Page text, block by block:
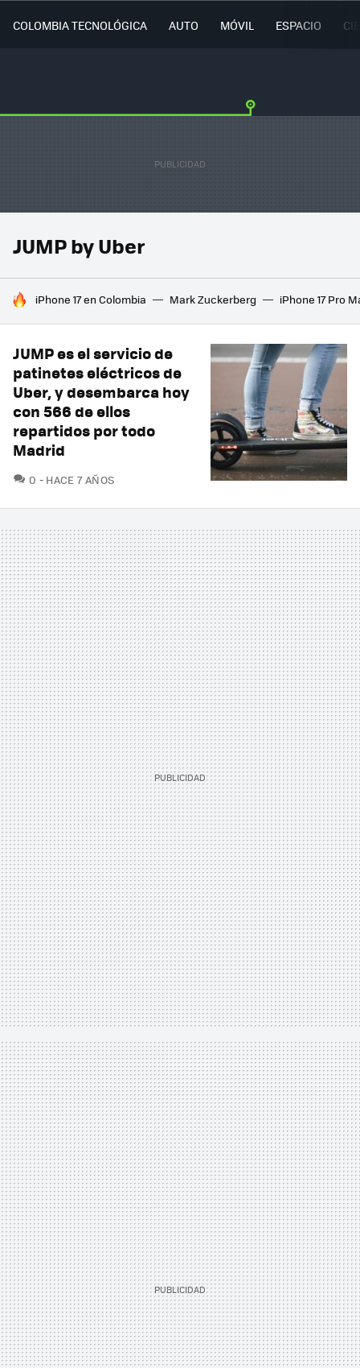
COLOMBIA TECNOLÓGICA AUTO MÓVIL ESPACIO
JUMP by Uber
HOY SE HABLA DE
iPhone 17 en Colombia Mark Zuckerberg iPhone 17 Pro
JUMP es el servicio de
patinetes eléctricos de
Uber, y desembarca hoy
con 566 de ellos
repartidos por todo
Madrid
0 COMENTARIOS
HACE 7 AÑOS